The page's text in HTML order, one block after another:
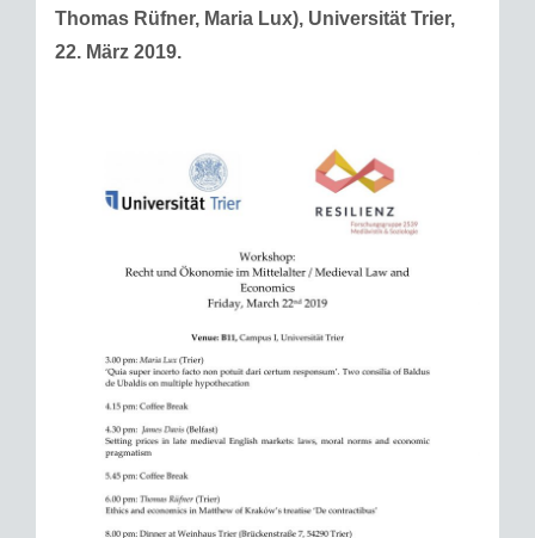
Thomas Rüfner, Maria Lux), Universität Trier,
22. März 2019.